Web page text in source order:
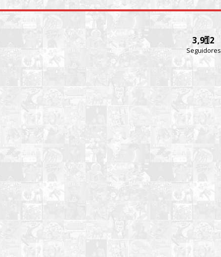
3,912
Seguidores